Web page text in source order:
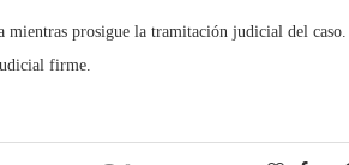
mientras prosigue la tramitación judicial del
firme.